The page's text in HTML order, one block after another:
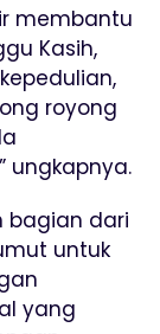
membantu
Kasih,
royong
ungkapnya.
bagian dari
untuk
yang